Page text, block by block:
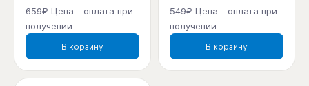
659₽ Цена - оплата при
получении
В корзину
549₽ Цена - оплата при
получении
В корзину